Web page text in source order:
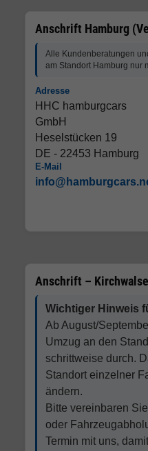
Anschrift Hamburg
Alle Kundenberatungen
am Standort Hamburg nur
Adresse
HHC hamburgcars
GmbH
Heselstücken 19
DE - 22453 Hamburg
E-Mail
Anschrift –
Wichtiger Hinweis
Ab August/
Umzug an den
schrittweise durch.
Standort einzelner
ändern.
Bitte vereinbaren
oder
Termin mit uns,